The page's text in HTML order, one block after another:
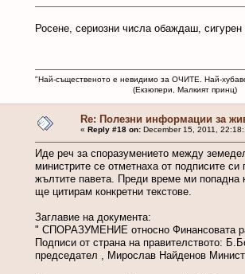
Росене, сериозни числа обаждаш,
"Най-същественото е невидимо за ОЧИТЕ. Най-
(Екзюпери, Малкият принц)
Re: Полезни информации за
« Reply #18 on:December 15, 2011,
Иде реч за споразумението между
министрите се отметнаха от подписите
жълтите павета. Преди време ми попадна
ще цитирам конкретни текстове.
Заглавие на документа:
" СПОРАЗУМЕНИЕ относно Финансовата
Подписи от страна на правителството:
председател , Мирослав Найденов